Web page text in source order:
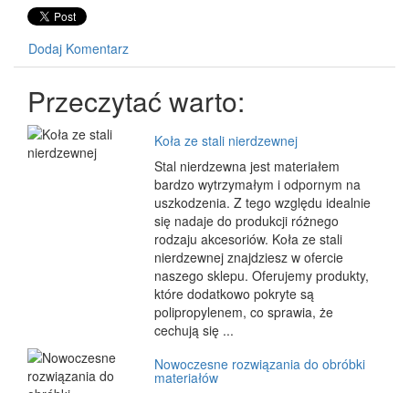
Dodaj Komentarz
Przeczytać warto:
Koła ze stali nierdzewnej
Stal nierdzewna jest materiałem
bardzo wytrzymałym i odpornym na
uszkodzenia. Z tego względu idealnie
się nadaje do produkcji różnego
rodzaju akcesoriów. Koła ze stali
nierdzewnej znajdziesz w ofercie
naszego sklepu. Oferujemy produkty,
które dodatkowo pokryte są
polipropylenem, co sprawia, że
cechują się ...
Nowoczesne rozwiązania do obróbki
materiałów